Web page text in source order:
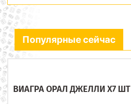
Популярные сейчас
ВИАГРА ОРАЛ ДЖЕЛЛИ X7 ШТ